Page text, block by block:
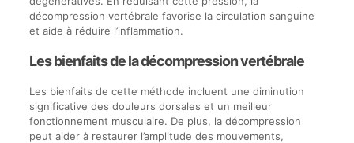
décompression vertébrale favorise la circulation sanguine
et aide à réduire l’inflammation.
Les bienfaits de la décompression vertébrale
Les bienfaits de cette méthode incluent une diminution
significative des douleurs dorsales et un meilleur
fonctionnement musculaire. De plus, la décompression
peut aider à restaurer l’amplitude des mouvements,